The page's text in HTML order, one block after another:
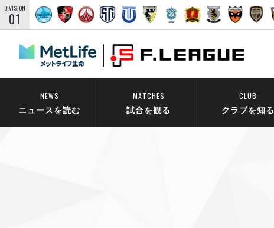
DIVISION
01
NEWS
ニュースを読む
MATCHES
試合を観る
CLUB
クラブを知る